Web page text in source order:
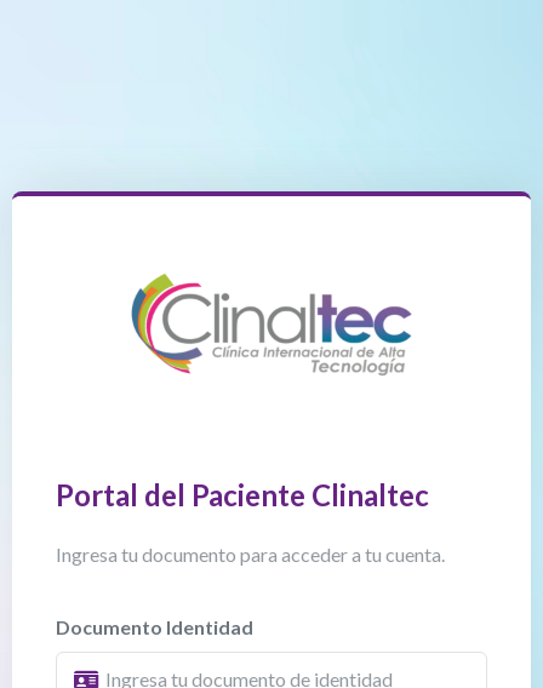
Portal del Paciente Clinaltec
Ingresa tu documento para acceder a tu cuenta.
Documento Identidad